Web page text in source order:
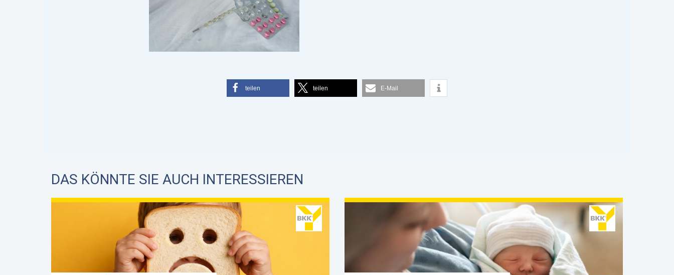
teilen teilen E-Mail
DAS KÖNNTE SIE AUCH INTERESSIEREN